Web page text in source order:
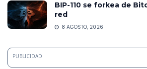
BIP-110 se forkea de
red
8 AGOSTO, 2026
PUBLICIDAD